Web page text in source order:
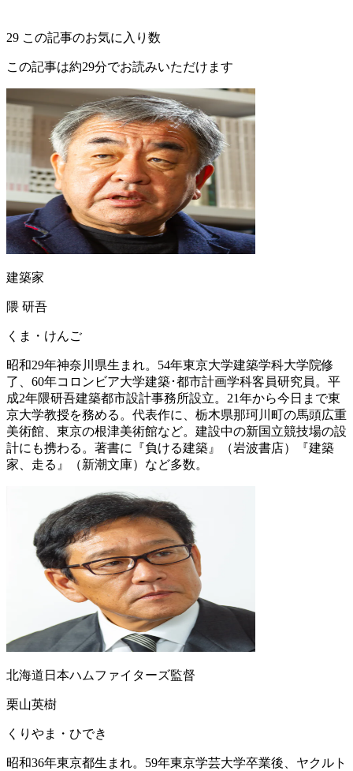
29 この記事のお気に入り数
この記事は約29分でお読みいただけます
建築家
隈 研吾
くま・けんご
昭和29年神奈川県生まれ。54年東京大学建築学科大学院修
了、60年コロンビア大学建築･都市計画学科客員研究員。平
成2年隈研吾建築都市設計事務所設立。21年から今日まで東
京大学教授を務める。代表作に、栃木県那珂川町の馬頭広重
美術館、東京の根津美術館など。建設中の新国立競技場の設
計にも携わる。著書に『負ける建築』（岩波書店）『建築
家、走る』（新潮文庫）など多数。
北海道日本ハムファイターズ監督
栗山英樹
くりやま・ひでき
昭和36年東京都生まれ。59年東京学芸大学卒業後、ヤクルト